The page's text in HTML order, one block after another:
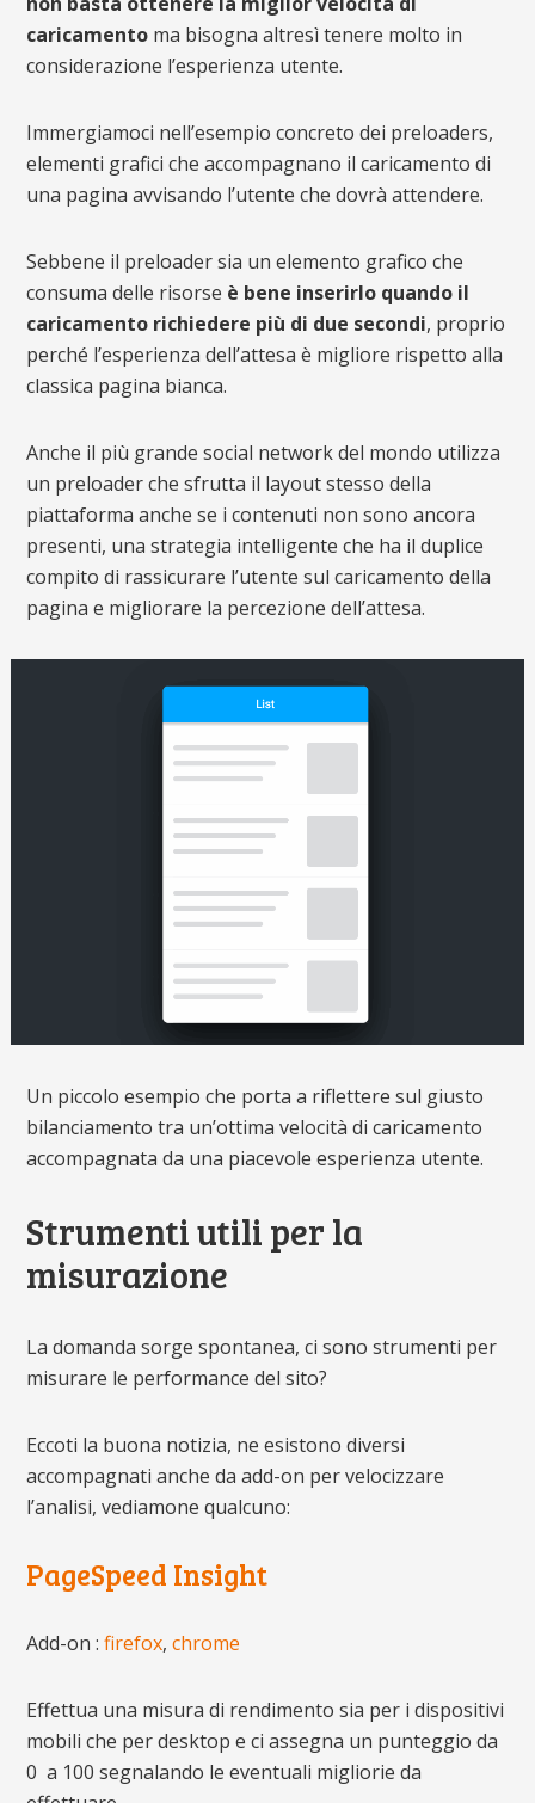
caricamentoma bisogna altresì tenere molto in
considerazione l’esperienza utente.
Immergiamoci nell’esempio concreto dei preloaders,
elementi grafici che accompagnano il caricamento di
una pagina avvisando l’utente che dovrà attendere.
Sebbene il preloader sia un elemento grafico che
consuma delle risorse è bene inserirlo quando il
caricamento richiedere più di due secondi, proprio
perché l’esperienza dell’attesa è migliore rispetto alla
classica pagina bianca.
Anche il più grande social network del mondo utilizza
un preloader che sfrutta il layout stesso della
piattaforma anche se i contenuti non sono ancora
presenti, una strategia intelligente che ha il duplice
compito di rassicurare l’utente sul caricamento della
pagina e migliorare la percezione dell’attesa.
Un piccolo esempio che porta a riflettere sul giusto
bilanciamento tra un’ottima velocità di caricamento
accompagnata da una piacevole esperienza utente.
Strumenti utili per la
misurazione
La domanda sorge spontanea, ci sono strumenti per
misurare le performance del sito?
Eccoti la buona notizia, ne esistono diversi
accompagnati anche da add-on per velocizzare
l’analisi, vediamone qualcuno:
PageSpeed Insight
Add-on : firefox, chrome
Effettua una misura di rendimento sia per i dispositivi
mobili che per desktop e ci assegna un punteggio da
0 a 100 segnalando le eventuali migliorie da